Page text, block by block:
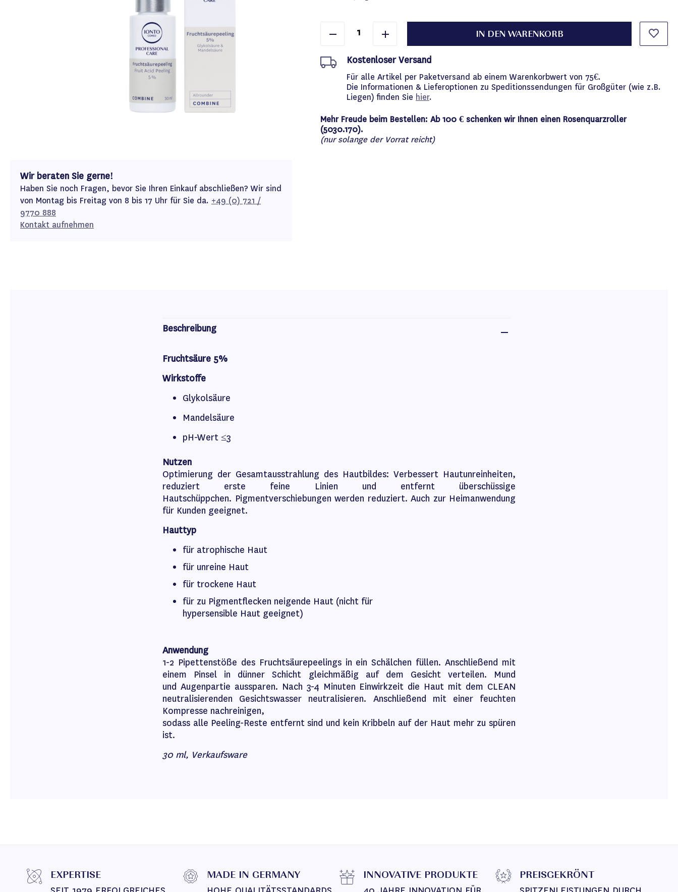
Wir beraten Sie gerne!
Haben Sie noch Fragen, bevor Sie Ihren Einkauf abschließen? Wir sind
von Montag bis Freitag von 8 bis 17 Uhr für Sie da. +49 (0) 721 /
9770 888
Kontakt aufnehmen
IN DEN WARENKORB
Kostenloser Versand
Für alle Artikel per Paketversand ab einem Warenkorbwert von 75€.
Die Informationen & Lieferoptionen zu Speditionssendungen für Großgüter (wie z.B.
Liegen) finden Sie hier.
Mehr Freude beim Bestellen: Ab 100 € schenken wir Ihnen einen Rosenquarzroller
(5030.170).
(nur solange der Vorrat reicht)
Beschreibung
Fruchtsäure 5%
Wirkstoffe
Glykolsäure
Mandelsäure
pH-Wert ≤3
Nutzen
Optimierung der Gesamtausstrahlung des Hautbildes: Verbessert Hautunreinheiten,
reduziert erste feine Linien und entfernt überschüssige
Hautschüppchen. Pigmentverschiebungen werden reduziert. Auch zur Heimanwendung
für Kunden geeignet.
Hauttyp
für atrophische Haut
für unreine Haut
für trockene Haut
für zu Pigmentflecken neigende Haut (nicht für
hypersensible Haut geeignet)
Anwendung
1-2 Pipettenstöße des Fruchtsäurepeelings in ein Schälchen füllen. Anschließend mit
einem Pinsel in dünner Schicht gleichmäßig auf dem Gesicht verteilen. Mund
und Augenpartie aussparen. Nach 3-4 Minuten Einwirkzeit die Haut mit dem CLEAN
neutralisierenden Gesichtswasser neutralisieren. Anschließend mit einer feuchten
Kompresse nachreinigen,
sodass alle Peeling-Reste entfernt sind und kein Kribbeln auf der Haut mehr zu spüren
ist.
30 ml, Verkaufsware
EXPERTISE MADE IN GERMANY INNOVATIVE PRODUKTE PREISGEKRÖNT